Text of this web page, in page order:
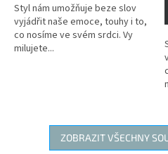
Styl nám umožňuje beze slov
vyjádřit naše emoce, touhy i to,
co nosíme ve svém srdci. Vy
milujete...
ZOBRAZIT VŠECHNY